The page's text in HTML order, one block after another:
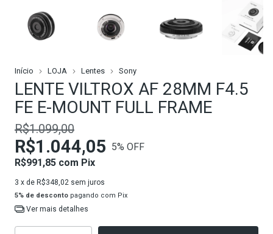
Início LOJA Lentes Sony
LENTE VILTROX AF 28MM F4.5
FE E-MOUNT FULL FRAME
R$1.099,00
R$1.044,05 5% OFF
R$991,85 com Pix
3 x de R$348,02 sem juros
5% de desconto pagando com Pix
Ver mais detalhes